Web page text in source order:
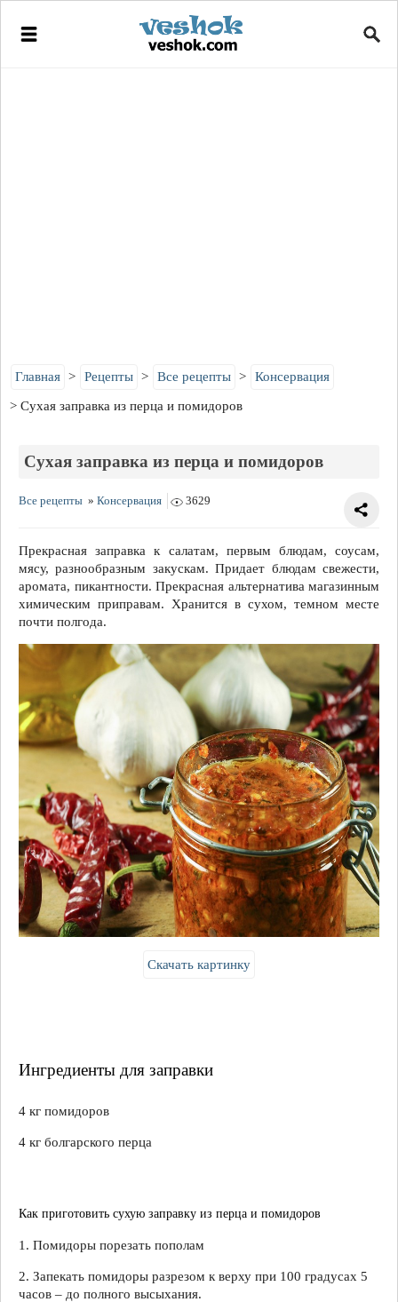
Главная Рецепты Все рецепты Консервация
Сухая заправка из перца и помидоров
Сухая заправка из перца и помидоров
Все рецепты » Консервация 3629
Прекрасная заправка к салатам, первым блюдам, соусам,
мясу, разнообразным закускам. Придает блюдам свежести,
аромата, пикантности. Прекрасная альтернатива магазинным
химическим приправам. Хранится в сухом, темном месте
почти полгода.
Скачать картинку
Ингредиенты для заправки
4 кг помидоров
4 кг болгарского перца
Как приготовить сухую заправку из перца и помидоров
1. Помидоры порезать пополам
2. Запекать помидоры разрезом к верху при 100 градусах 5
часов – до полного высыхания.